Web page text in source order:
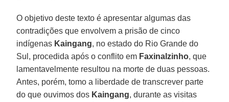
O objetivo deste texto é apresentar algumas das
contradições que envolvem a prisão de cinco
indígenas Kaingang, no estado do Rio Grande do
Sul, procedida após o conflito em Faxinalzinho, que
lamentavelmente resultou na morte de duas pessoas.
Antes, porém, tomo a liberdade de transcrever parte
do que ouvimos dos Kaingang, durante as visitas